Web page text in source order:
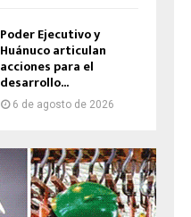
Poder Ejecutivo y
Huánuco articulan
acciones para el
desarrollo...
6 de agosto de 2026